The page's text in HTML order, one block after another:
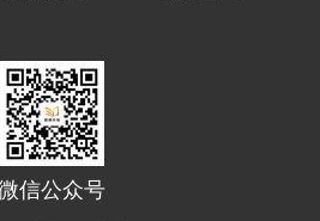
信公众号